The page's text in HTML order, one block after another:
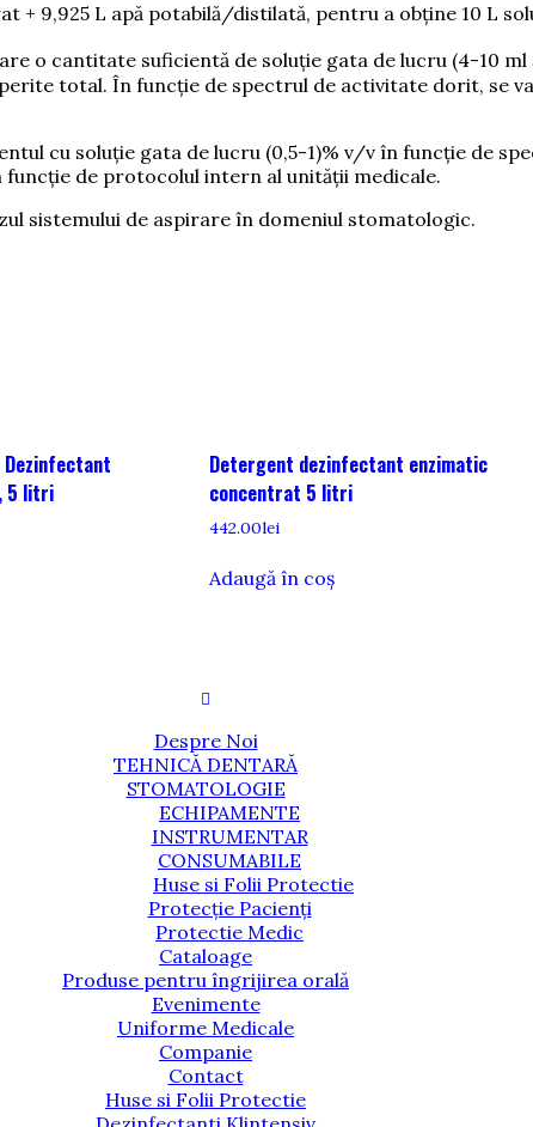
9,925 L apă potabilă/distilată, pentru a obține 10 L
o cantitate suficientă de soluție gata de lucru (4-10 ml
total. În funcție de spectrul de activitate dorit, se
cu soluție gata de lucru (0,5-1)% v/v în funcție de
de protocolul intern al unității medicale.
sistemului de aspirare în domeniul stomatologic.
Dezinfectant
5 litri
Detergent dezinfectant enzimatic
concentrat 5 litri
442.00lei
Adaugă în coș
Despre Noi
TEHNICĂ DENTARĂ
STOMATOLOGIE
ECHIPAMENTE
INSTRUMENTAR
CONSUMABILE
Huse si Folii Protectie
Protecție Pacienți
Protectie Medic
Cataloage
Produse pentru îngrijirea orală
Evenimente
Uniforme Medicale
Companie
Contact
Huse si Folii Protectie